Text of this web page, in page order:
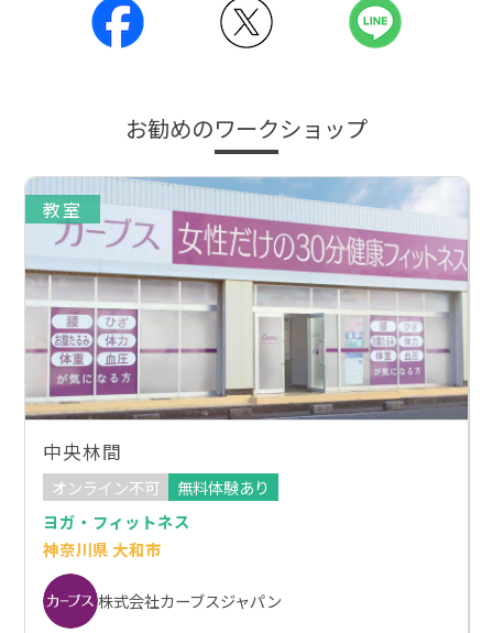
お勧めのワークショップ
教室
中央林間
オンライン不可
無料体験あり
ヨガ・フィットネス
神奈川県 大和市
株式会社カーブスジャパン